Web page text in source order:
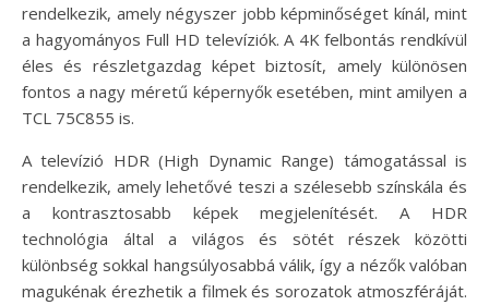
rendelkezik, amely négyszer jobb képminőséget kínál, mint
a hagyományos Full HD televíziók. A 4K felbontás rendkívül
éles és részletgazdag képet biztosít, amely különösen
fontos a nagy méretű képernyők esetében, mint amilyen a
TCL 75C855 is.
A televízió HDR (High Dynamic Range) támogatással is
rendelkezik, amely lehetővé teszi a szélesebb színskála és
a kontrasztosabb képek megjelenítését. A HDR
technológia által a világos és sötét részek közötti
különbség sokkal hangsúlyosabbá válik, így a nézők valóban
magukénak érezhetik a filmek és sorozatok atmoszféráját.